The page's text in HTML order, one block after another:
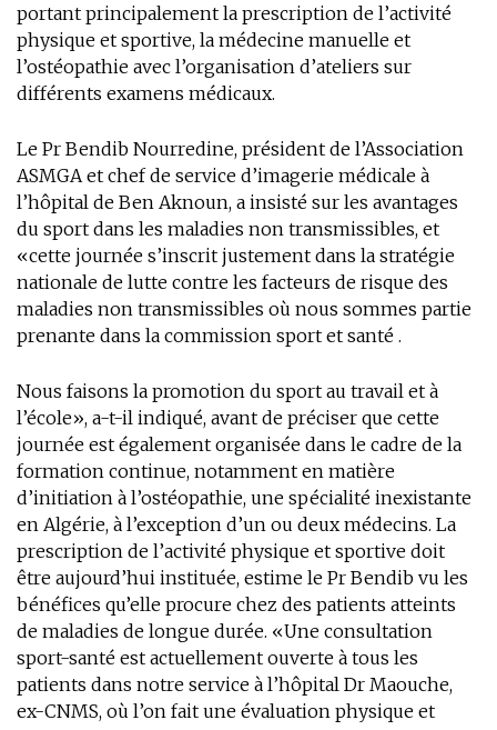
portant principalement la prescription de l’activité
physique et sportive, la médecine manuelle et
l’ostéopathie avec l’organisation d’ateliers sur
différents examens médicaux.
Le Pr Bendib Nourredine, président de l’Association
ASMGA et chef de service d’imagerie médicale à
l’hôpital de Ben Aknoun, a insisté sur les avantages
du sport dans les maladies non transmissibles, et
«cette journée s’inscrit justement dans la stratégie
nationale de lutte contre les facteurs de risque des
maladies non transmissibles où nous sommes partie
prenante dans la commission sport et santé .
Nous faisons la promotion du sport au travail et à
l’école», a-t-il indiqué, avant de préciser que cette
journée est également organisée dans le cadre de la
formation continue, notamment en matière
d’initiation à l’ostéopathie, une spécialité inexistante
en Algérie, à l’exception d’un ou deux médecins. La
prescription de l’activité physique et sportive doit
être aujourd’hui instituée, estime le Pr Bendib vu les
bénéfices qu’elle procure chez des patients atteints
de maladies de longue durée. «Une consultation
sport-santé est actuellement ouverte à tous les
patients dans notre service à l’hôpital Dr Maouche,
ex-CNMS, où l’on fait une évaluation physique et